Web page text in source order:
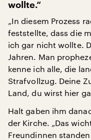
wollte.“
„In diesem Prozess
feststellte, dass die
ich gar nicht wollte.
Jahren. Man
kenne ich alle, die
Strafvollzug. Deine
Land, du wirst hier
Halt gaben ihm
der Kirche. „Das
Freundinnen